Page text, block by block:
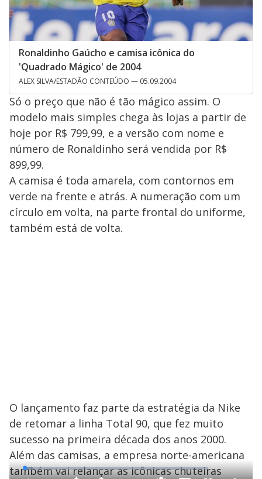
Ronaldinho Gaúcho e camisa icônica do
'Quadrado Mágico' de 2004
ALEX SILVA/ESTADÃO CONTEÚDO — 05.09.2004
Só o preço que não é tão mágico assim. O
modelo mais simples chega às lojas a partir de
hoje por R$ 799,99, e a versão com nome e
número de Ronaldinho será vendida por R$
899,99.
A camisa é toda amarela, com contornos em
verde na frente e atrás. A numeração com um
círculo em volta, na parte frontal do uniforme,
também está de volta.
O lançamento faz parte da estratégia da Nike
de retomar a linha Total 90, que fez muito
sucesso na primeira década dos anos 2000.
Além das camisas, a empresa norte-americana
também vai relançar as icônicas chuteiras
L
o